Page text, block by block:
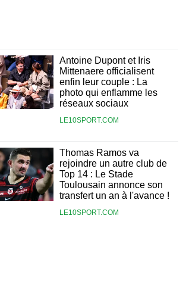
Antoine Dupont et Iris
Mittenaere officialisent
enfin leur couple : La
photo qui enflamme les
réseaux sociaux
LE10SPORT.COM
Thomas Ramos va
rejoindre un autre club de
Top 14 : Le Stade
Toulousain annonce son
transfert un an à l'avance !
LE10SPORT.COM